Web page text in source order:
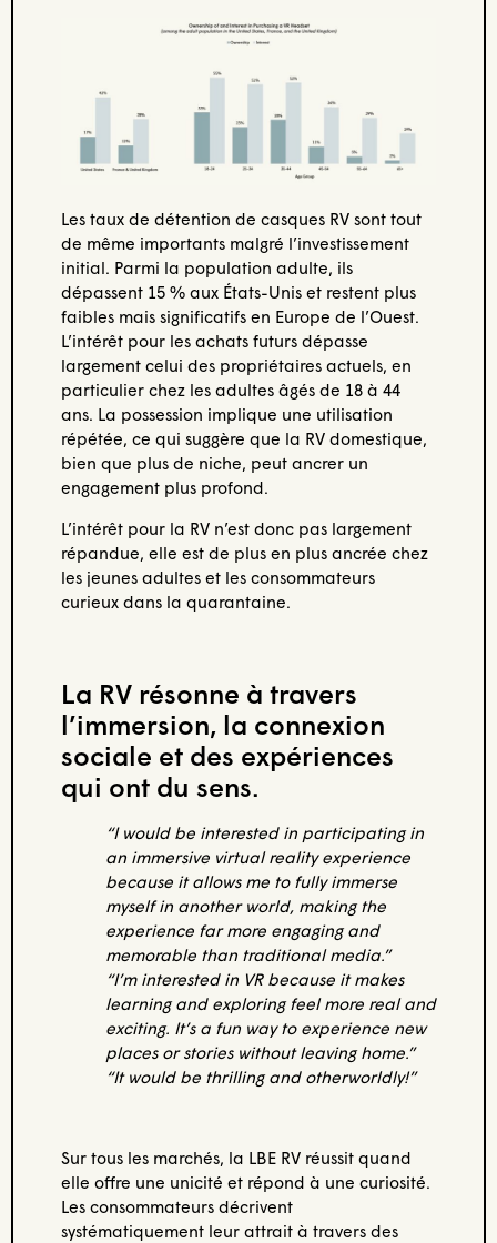
Les taux de détention de casques RV sont tout
de même importants malgré l’investissement
initial. Parmi la population adulte, ils
dépassent 15 % aux États-Unis et restent plus
faibles mais significatifs en Europe de l’Ouest.
L’intérêt pour les achats futurs dépasse
largement celui des propriétaires actuels, en
particulier chez les adultes âgés de 18 à 44
ans. La possession implique une utilisation
répétée, ce qui suggère que la RV domestique,
bien que plus de niche, peut ancrer un
engagement plus profond.
L’intérêt pour la RV n’est donc pas largement
répandue, elle est de plus en plus ancrée chez
les jeunes adultes et les consommateurs
curieux dans la quarantaine.
La RV résonne à travers
l’immersion, la connexion
sociale et des expériences
qui ont du sens.
“I would be interested in participating in
an immersive virtual reality experience
because it allows me to fully immerse
myself in another world, making the
experience far more engaging and
memorable than traditional media.”
“I’m interested in VR because it makes
learning and exploring feel more real and
exciting. It’s a fun way to experience new
places or stories without leaving home.”
“It would be thrilling and otherworldly!”
Sur tous les marchés, la LBE RV réussit quand
elle offre une unicité et répond à une curiosité.
Les consommateurs décrivent
systématiquement leur attrait à travers des